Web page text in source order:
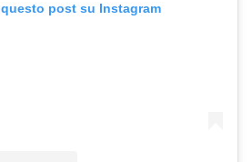
post su Instagram